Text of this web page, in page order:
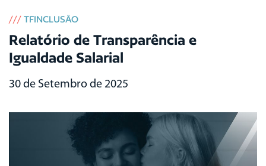
/// TFINCLUSÃO
Relatório de Transparência e
Igualdade Salarial
30 de Setembro de 2025